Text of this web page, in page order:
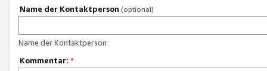
Name der Kontaktperson (optional)
Name der Kontaktperson
Kommentar: *